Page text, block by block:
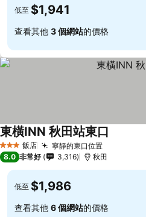
低至 $1,941
查看其他 3 個網站的價格
3 星級 飯店 寧靜的東口位置查看價格
東橫INN 秋田站東口
8.0 非常好 3,316 秋田
低至 $1,986
查看其他 6 個網站的價格